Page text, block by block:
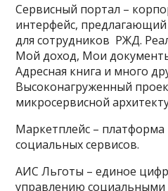
Сервисный портал –
интерфейс, предлагающий
для сотрудников РЖД.
Мой доход, Мои
Адресная книга и много
Высоконагруженный
микросервисной
Маркетплейс –
социальных сервисов.
АИС Льготы – единое
управлению социальными